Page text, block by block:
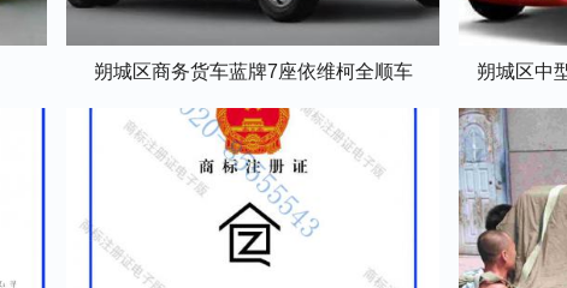
朔城区商务货车蓝牌7座依维柯全顺车 朔城区中